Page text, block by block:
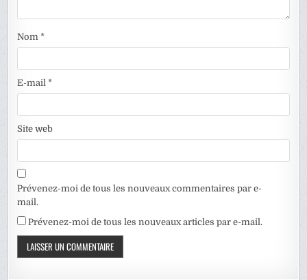
Nom*
E-mail*
Site web
Prévenez-moi de tous les nouveaux commentaires par e-
mail.
Prévenez-moi de tous les nouveaux articles par e-mail.